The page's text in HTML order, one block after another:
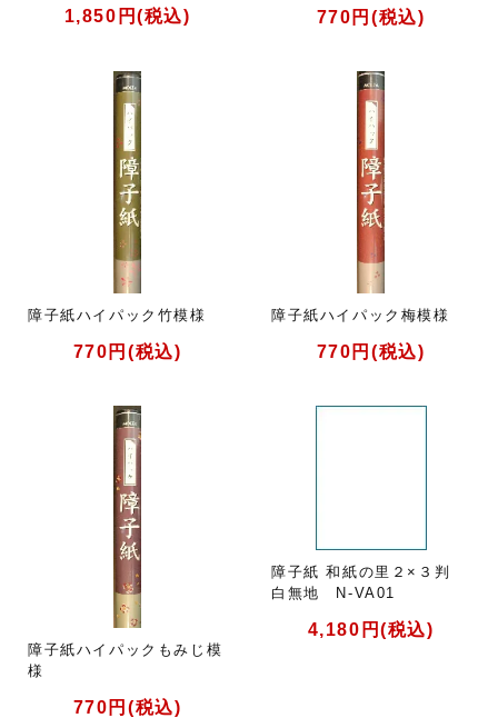
1,850円(税込) 770円(税込)
障子紙ハイパック竹模様
770円(税込)
障子紙ハイパック梅模様
770円(税込)
障子紙ハイパックもみじ模
様
770円(税込)
障子紙 和紙の里２×３判
白無地 N-VA01
4,180円(税込)